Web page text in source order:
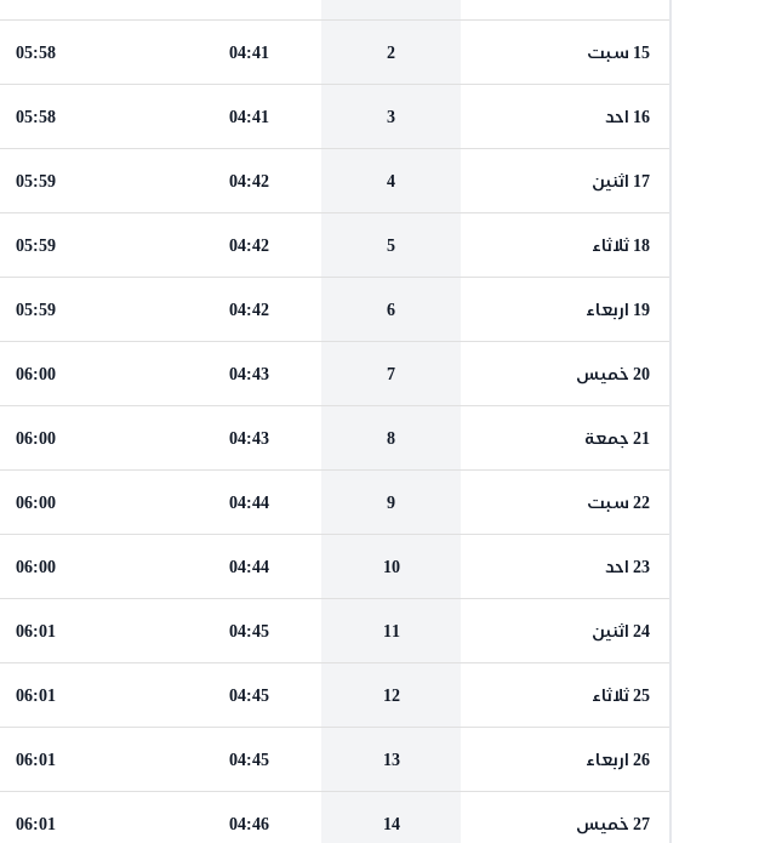
15 سبت 2
04:41
05:58
16 احد 3
04:41
05:58
17 اثنين 4
04:42
05:59
18 ثلاثاء 5
04:42
05:59
19 اربعاء 6
04:42
05:59
20 خميس 7
04:43
06:00
21 جمعة 8
04:43
06:00
22 سبت 9
04:44
06:00
23 احد 10
04:44
06:00
24 اثنين 11
04:45
06:01
25 ثلاثاء 12
04:45
06:01
26 اربعاء 13
04:45
06:01
27 خميس 14
04:46
06:01